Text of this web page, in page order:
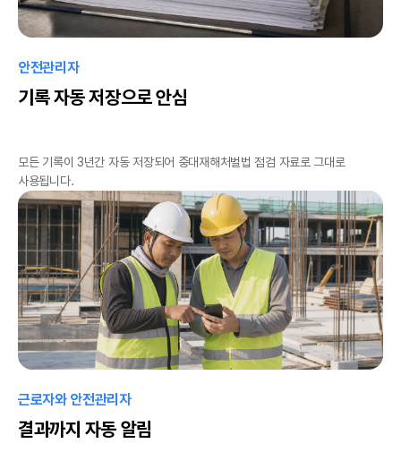
안전관리자
기록 자동 저장으로 안심
모든 기록이 3년간 자동 저장되어 중대재해처벌법 점검 자료로 그대로
사용됩니다.
근로자와 안전관리자
결과까지 자동 알림